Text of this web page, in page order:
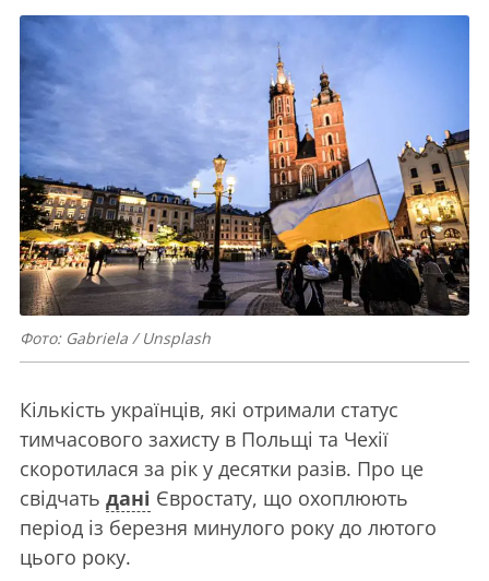
Фото: Gabriela / Unsplash
Кількість українців, які отримали статус
тимчасового захисту в Польщі та Чехії
скоротилася за рік у десятки разів. Про це
свідчать дані Євростату, що охоплюють
період із березня минулого року до лютого
цього року.